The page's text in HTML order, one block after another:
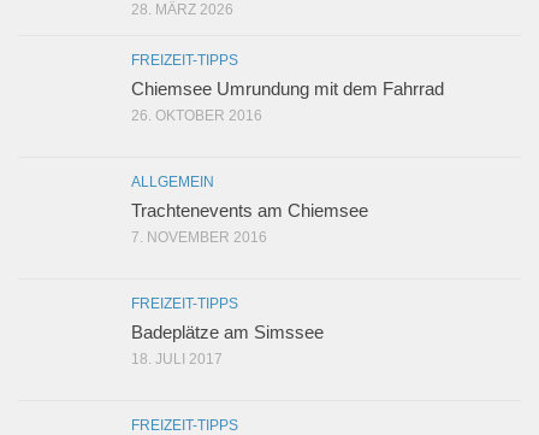
28. MÄRZ 2026
FREIZEIT-TIPPS
Chiemsee Umrundung mit dem Fahrrad
26. OKTOBER 2016
ALLGEMEIN
Trachtenevents am Chiemsee
7. NOVEMBER 2016
FREIZEIT-TIPPS
Badeplätze am Simssee
18. JULI 2017
FREIZEIT-TIPPS